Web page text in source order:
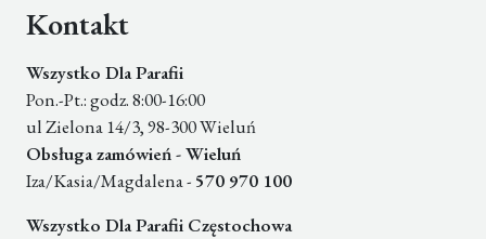
Kontakt
Wszystko Dla Parafii
Pon.-Pt.: godz. 8:00-16:00
ul Zielona 14/3, 98-300 Wieluń
Obsługa zamówień - Wieluń
Iza/Kasia/Magdalena - 570 970 100
Wszystko Dla Parafii Częstochowa